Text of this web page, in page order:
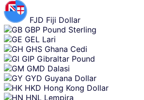
FJD Fiji Dollar
GBP Pound Sterling
GEL Lari
GHS Ghana Cedi
GIP Gibraltar Pound
GMD Dalasi
GYD Guyana Dollar
HKD Hong Kong Dollar
HNL Lempira